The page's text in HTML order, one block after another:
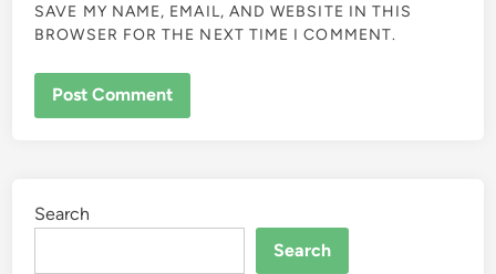
SAVE MY NAME, EMAIL, AND WEBSITE IN THIS
BROWSER FOR THE NEXT TIME I COMMENT.
Search
Search